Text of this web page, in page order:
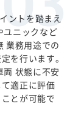
ントを踏まえ
ユニックなど
業務用途での
を行います。
両 状態に不安
適正に評価
とが可能で